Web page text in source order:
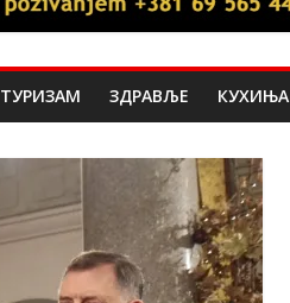
ТУРИЗАМ ЗДРАВЉЕ КУХИЊА